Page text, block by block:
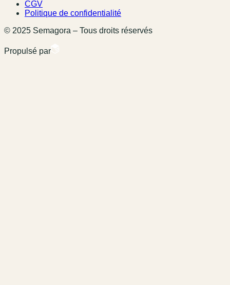
CGV
Politique de confidentialité
© 2025 Semagora – Tous droits réservés
Propulsé par